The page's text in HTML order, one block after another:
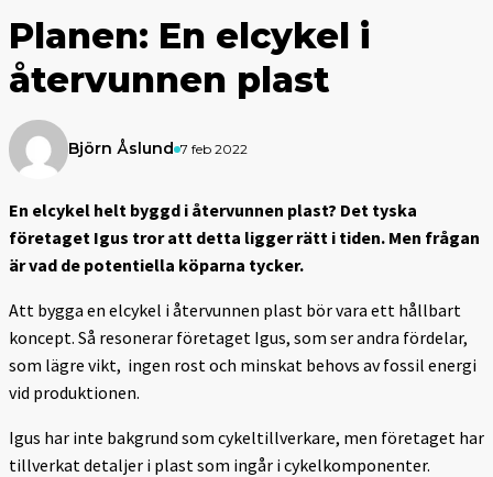
Planen: En elcykel i
återvunnen plast
Björn Åslund 7 feb 2022
En elcykel helt byggd i återvunnen plast? Det tyska
företaget Igus tror att detta ligger rätt i tiden. Men frågan
är vad de potentiella köparna tycker.
Att bygga en elcykel i återvunnen plast bör vara ett hållbart
koncept. Så resonerar företaget Igus, som ser andra fördelar,
som lägre vikt, ingen rost och minskat behovs av fossil energi
vid produktionen.
Igus har inte bakgrund som cykeltillverkare, men företaget har
tillverkat detaljer i plast som ingår i cykelkomponenter.